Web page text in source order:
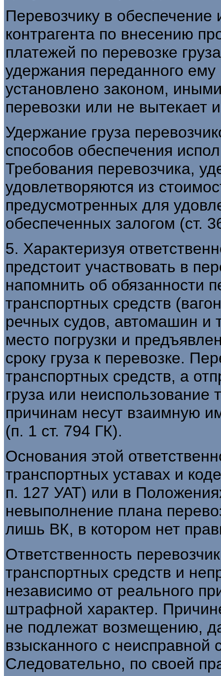
Перевозчику в обеспечение
контрагента по внесению
платежей по перевозке
удержания переданного ему
установлено законом,
перевозки или не вытекает
Удержание груза
способов обеспечения
Требования перевозчика,
удовлетворяются из
предусмотренных для
обеспеченных залогом (ст.
5. Характеризуя
предстоит участвовать в
напомнить об обязанности
транспортных средств
речных судов, автомашин и
место погрузки и
сроку груза к перевозке.
транспортных средств, а
груза или
причинам несут взаимную
(п. 1 ст. 794 ГК).
Основания этой
транспортных уставах и
п. 127 УАТ) или в
невыполнение плана
лишь ВК, в котором нет
Ответственность
транспортных средств и
независимо от реального
штрафной характер.
не подлежат возмещению,
взысканного с
Следовательно, по своей